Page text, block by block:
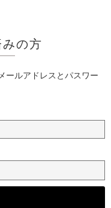
の方
ールアドレスとパスワー